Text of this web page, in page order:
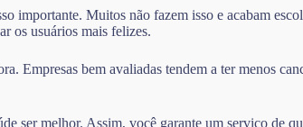
importante. Muitos não fazem isso e acabam
os usuários mais felizes.
Empresas bem avaliadas tendem a ter menos
ser melhor. Assim, você garante um serviço de